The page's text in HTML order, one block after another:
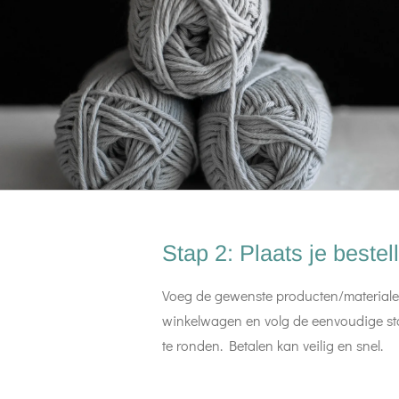
Stap 2: Plaats je
Voeg de gewenste producten/
winkelwagen en volg de eenvoudige
te ronden. Betalen kan veilig en snel.